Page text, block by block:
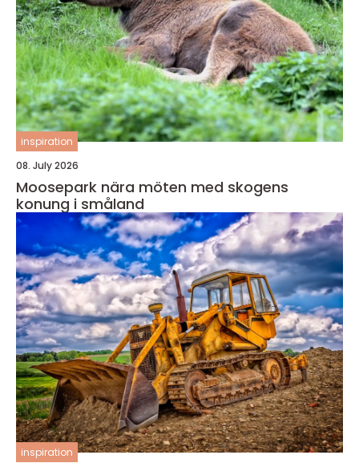
inspiration
08. July 2026
Moosepark nära möten med skogens
konung i småland
inspiration